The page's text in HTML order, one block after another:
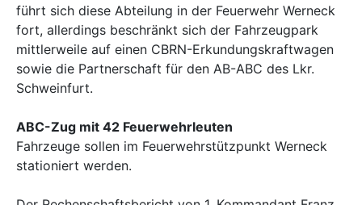
führt sich diese Abteilung in der Feuerwehr Werneck
fort, allerdings beschränkt sich der Fahrzeugpark
mittlerweile auf einen CBRN-Erkundungskraftwagen
sowie die Partnerschaft für den AB-ABC des Lkr.
Schweinfurt.
ABC-Zug mit 42 Feuerwehrleuten
Fahrzeuge sollen im Feuerwehrstützpunkt Werneck
stationiert werden.